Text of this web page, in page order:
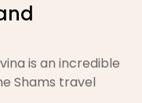
is an incredible
Shams travel